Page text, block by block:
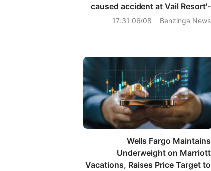
caused accident at Vail Resort'-
CBS News
Benzinga News
06/08 17:31
Wells Fargo Maintains
Underweight on Marriott
Vacations, Raises Price Target to